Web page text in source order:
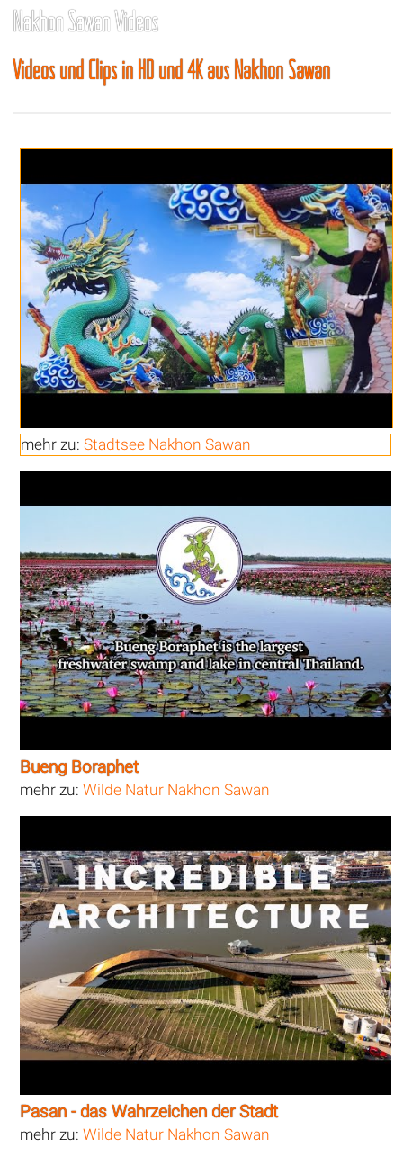
Nakhon Sawan Videos
Videos und Clips in HD und 4K aus Nakhon Sawan
mehr zu:Stadtsee Nakhon Sawan
Bueng Boraphet
mehr zu:Wilde Natur Nakhon Sawan
Pasan - das Wahrzeichen der Stadt
mehr zu:Wilde Natur Nakhon Sawan